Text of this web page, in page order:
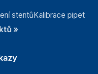
stentůKalibrace pipet
»